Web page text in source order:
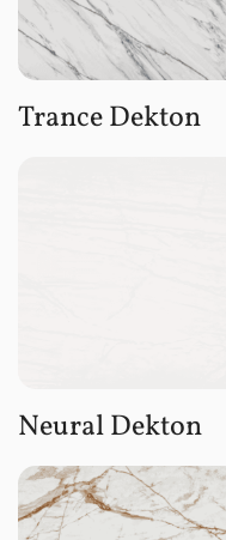
Trance Dekton
Neural Dekton